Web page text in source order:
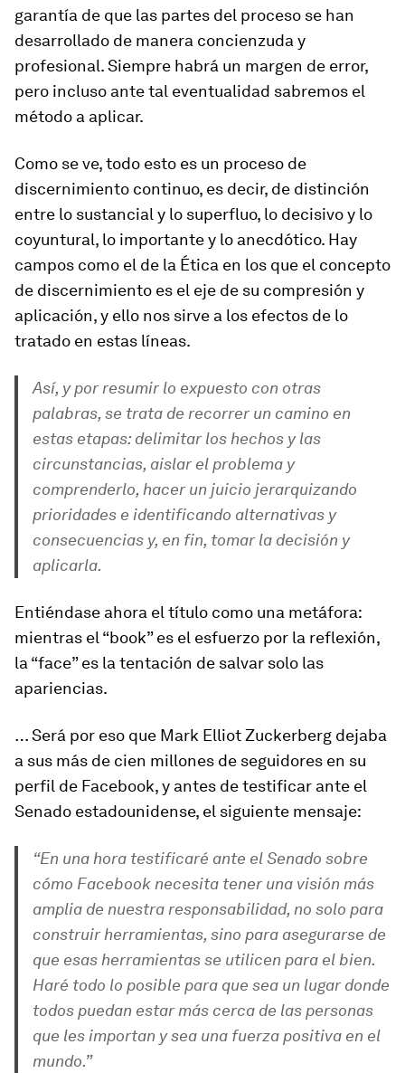
garantía de que las partes del proceso se han
desarrollado de manera concienzuda y
profesional. Siempre habrá un margen de error,
pero incluso ante tal eventualidad sabremos el
método a aplicar.
Como se ve, todo esto es un proceso de
discernimiento continuo, es decir, de distinción
entre lo sustancial y lo superfluo, lo decisivo y lo
coyuntural, lo importante y lo anecdótico. Hay
campos como el de la Ética en los que el concepto
de discernimiento es el eje de su compresión y
aplicación, y ello nos sirve a los efectos de lo
tratado en estas líneas.
Así, yporresumir lo expuesto con otras
palabras, se trata de recorrer un camino en
estas etapas: delimitar los hechos y las
circunstancias, aislar el problema y
comprenderlo, hacer un juicio jerarquizando
prioridades e identificando alternativas y
consecuencias y, en fin, tomar la decisión y
aplicarla.
Entiéndase ahora el título como una metáfora:
mientras el “book” es el esfuerzo por la reflexión,
la “face” es la tentación de salvar solo las
apariencias.
… Será por eso que Mark Elliot Zuckerberg dejaba
a sus más de cien millones de seguidores en su
perfil de Facebook, y antes de testificar ante el
Senado estadounidense, el siguiente mensaje:
“En una hora testificaré ante el Senado sobre
cómo Facebook necesita tener una visión más
amplia de nuestra responsabilidad, no solo para
construir herramientas, sino para asegurarse de
que esas herramientas se utilicen para el bien.
Haré todo lo posible para que sea un lugar donde
todos puedan estar más cerca de las personas
que les importan y sea una fuerza positiva en el
mundo.”